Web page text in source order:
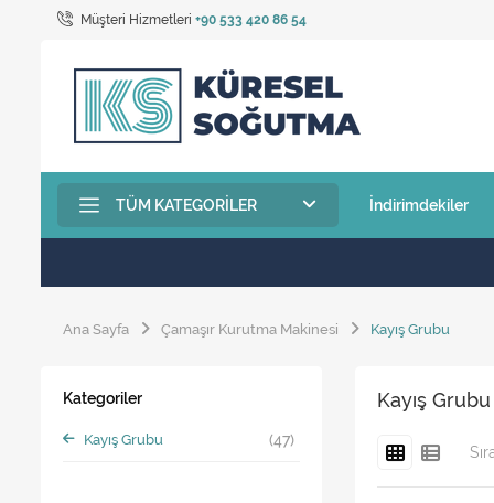
Müşteri Hizmetleri +90 533 420 86 54
TÜM KATEGORILER İndirimdekiler
Ana Sayfa Çamaşır Kurutma Makinesi Kayış Grubu
Kayış Grubu
Kategoriler
Kayış Grubu (47)